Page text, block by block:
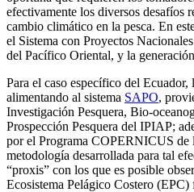
efectivamente los diversos desafíos
cambio climático en la pesca. En
el Sistema con Proyectos
del Pacífico Oriental, y la
Para el caso específico del Ecuador,
alimentando al sistema SAPO,
Investigación Pesquera, Bio-
Prospección Pesquera del IPIAP;
por el Programa COPERNICUS de
metodología desarrollada para tal
“proxis” con los que es posible
Ecosistema Pelágico Costero